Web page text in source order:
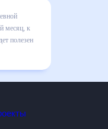
месяц
в
числе